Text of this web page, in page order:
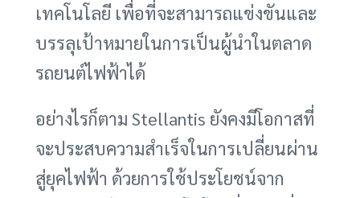
เทคโนโลยี เพื่อที่จะสามารถแข่งขันและ
บรรลุเป้าหมายในการเป็นผู้นำในตลาด
รถยนต์ไฟฟ้าได้
อย่างไรก็ตาม Stellantis ยังคงมีโอกาสที่
จะประสบความสำเร็จในการเปลี่ยนผ่าน
สู่ยุคไฟฟ้า ด้วยการใช้ประโยชน์จาก